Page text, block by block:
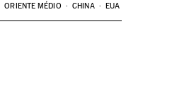
ORIENTE MÉDIO CHINA EUA